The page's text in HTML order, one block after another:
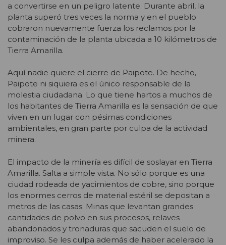
a convertirse en un peligro latente. Durante abril, la
planta superó tres veces la norma y en el pueblo
cobraron nuevamente fuerza los reclamos por la
contaminación de la planta ubicada a 10 kilómetros de
Tierra Amarilla.
Aquí nadie quiere el cierre de Paipote. De hecho,
Paipote ni siquiera es el único responsable de la
molestia ciudadana. Lo que tiene hartos a muchos de
los habitantes de Tierra Amarilla es la sensación de que
viven en un lugar con pésimas condiciones
ambientales, en gran parte por culpa de la actividad
minera.
El impacto de la minería es difícil de soslayar en Tierra
Amarilla. Salta a simple vista. No sólo porque es una
ciudad rodeada de yacimientos de cobre, sino porque
los enormes cerros de material estéril se depositan a
metros de las casas. Minas que levantan grandes
cantidades de polvo en sus procesos, relaves
abandonados y tronaduras que sacuden el suelo de
improviso. Se les culpa además de haber acelerado la